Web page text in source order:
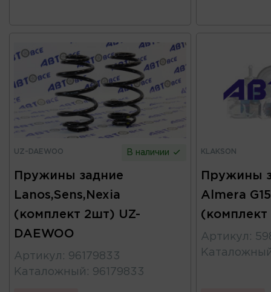
UZ-DAEWOO В наличии
Пружины задние
Lanos,Sens,Nexia
(комплект 2шт) UZ-
DAEWOO
Артикул : 96179833
Каталожный : 96179833
KLAKSON
Пружины
Almera
Артикул :